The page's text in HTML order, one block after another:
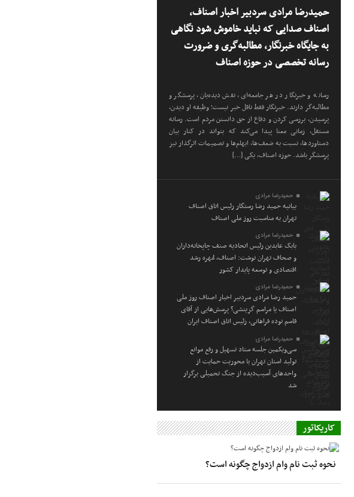
حمیدرضا مرادی سردبیر اخبار اصناف،
اصناف صدایی که نباید خاموش شود نگاهی
به جایگاه خبرنگار، مطالبه‌گری و ضرورت
رسانه تخصصی در حوزه اصناف
رسانه و خبرنگار در هر جامعه‌ای، نقش دیده‌بان، پرسشگر و
مطالبه‌گر دارند. خبرنگار فقط ناقل خبر نیست؛ وظیفه او دیدن،
پرسیدن، بررسی کردن و دفاع از حق دانستن مردم است. رسانه
مستقل، زمانی معنا پیدا می‌کند که بتواند در کنار بیان
دستاوردها، نسبت به ضعف‌ها، ابهام‌ها و تصمیمات اثرگذار نیز
پرسشگر باشد. حوزه اصناف، یکی […]
حمیدرضا مرادی
بیانیه حمید رضا رستگار رئیس اتاق اصناف
تهران به مناسبت روز ملی اصناف
حمیدرضا مرادی
بابک عابدین رئیس اتحادیه صنف چاپخانه‌داران
و صحاف تهران نوشت: اصناف، مُهره رشد
اقتصادی و توسعه پایدار کشور
حمیدرضا مرادی
حمید رضا مرادی سردبیر اخبار اصناف روز ملی
اصناف یا مراسم گزینشی؟ پرسش‌هایی از آقای
قاسم نوده فراهانی، رئیس اتاق اصناف ایران
حمیدرضا مرادی
سی‌ویکمین جلسه ستاد تسهیل و رفع موانع
تولید استان تهران با محوریت حمایت از
واحدهای آسیب‌دیده از جنگ تحمیلی برگزار
شد
کاریکاتور
نحوه ثبت نام وام ازدواج چگونه است؟